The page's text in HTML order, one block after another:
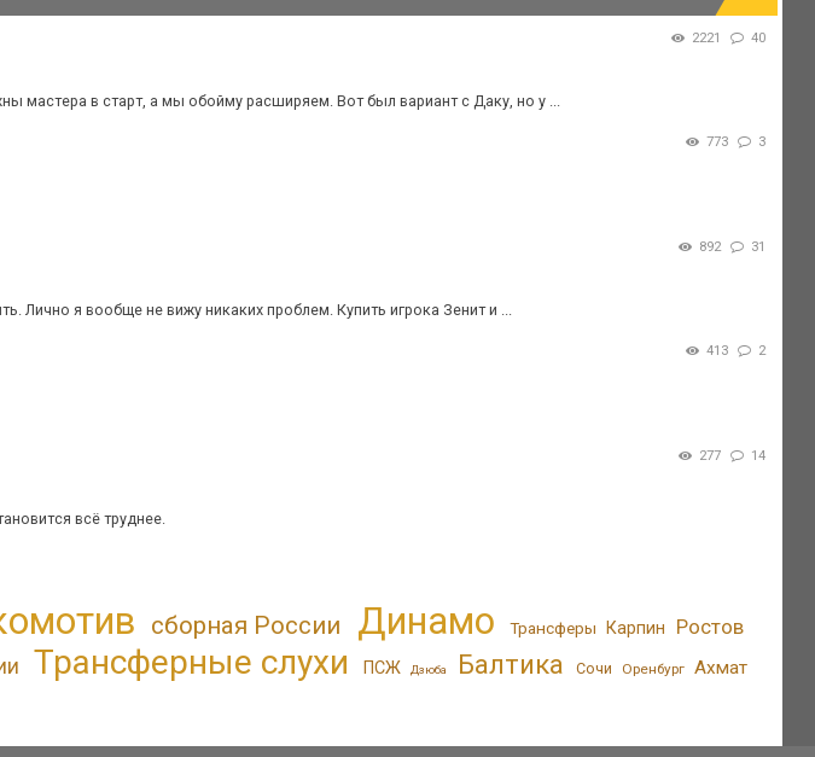
2221 40
мастера в старт, а мы обойму расширяем. Вот был вариант с Даку, но у ...
773 3
892 31
Лично я вообще не вижу никаких проблем. Купить игрока Зенит и ...
413 2
277 14
всё труднее.
сборная России Динамо Трансферы Карпин Ростов
Трансферные слухи ПСЖ Дзюба Балтика Сочи Оренбург Ахмат